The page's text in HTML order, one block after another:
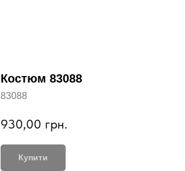
Костюм 83088
83088
930,00 грн.
Купити